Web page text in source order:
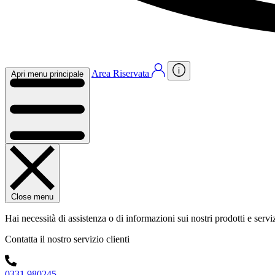
Apri menu principale Area Riservata
Close menu
Hai necessità di assistenza o di informazioni sui nostri prodotti e
Contatta il nostro servizio clienti